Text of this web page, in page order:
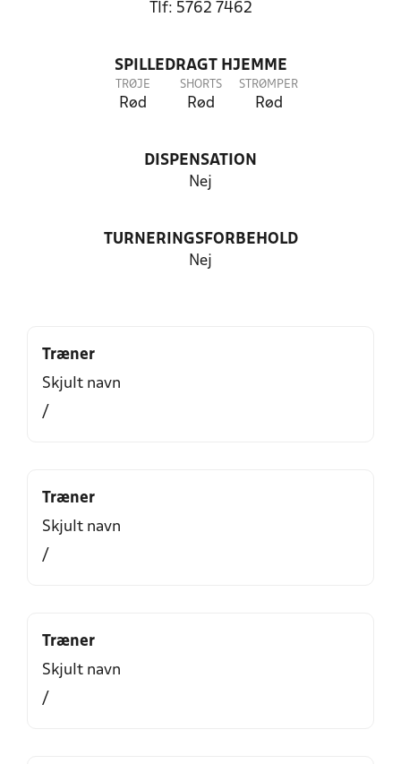
Tlf: 5762 7462
SPILLEDRAGT HJEMME
TRØJE
Rød
SHORTS
Rød
STRØMPER
Rød
DISPENSATION
Nej
TURNERINGSFORBEHOLD
Nej
Træner
Skjult navn
/
Træner
Skjult navn
/
Træner
Skjult navn
/